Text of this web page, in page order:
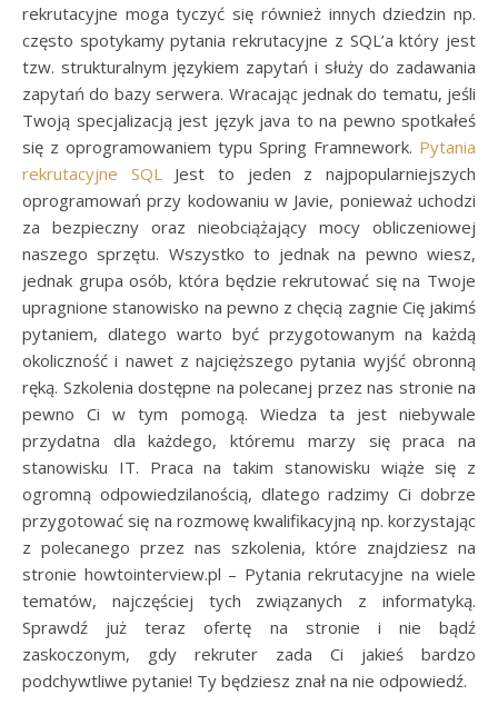
rekrutacyjne moga tyczyć się również innych dziedzin np.
często spotykamy pytania rekrutacyjne z SQL’a który jest
tzw. strukturalnym językiem zapytań i służy do zadawania
zapytań do bazy serwera. Wracając jednak do tematu, jeśli
Twoją specjalizacją jest język java to na pewno spotkałeś
się z oprogramowaniem typu Spring Framnework. Pytania
rekrutacyjne SQL
Jest to jeden z najpopularniejszych
oprogramowań przy kodowaniu w Javie, ponieważ uchodzi
za bezpieczny oraz nieobciążający mocy obliczeniowej
naszego sprzętu. Wszystko to jednak na pewno wiesz,
jednak grupa osób, która będzie rekrutować się na Twoje
upragnione stanowisko na pewno z chęcią zagnie Cię jakimś
pytaniem, dlatego warto być przygotowanym na każdą
okoliczność i nawet z najcięższego pytania wyjść obronną
ręką. Szkolenia dostępne na polecanej przez nas stronie na
pewno Ci w tym pomogą. Wiedza ta jest niebywale
przydatna dla każdego, któremu marzy się praca na
stanowisku IT. Praca na takim stanowisku wiąże się z
ogromną odpowiedzilanością, dlatego radzimy Ci dobrze
przygotować się na rozmowę kwalifikacyjną np. korzystając
z polecanego przez nas szkolenia, które znajdziesz na
stronie howtointerview.pl – Pytania rekrutacyjne na wiele
tematów, najczęściej tych związanych z informatyką.
Sprawdź już teraz ofertę na stronie i nie bądź
zaskoczonym, gdy rekruter zada Ci jakieś bardzo
podchywtliwe pytanie! Ty będziesz znał na nie odpowiedź.